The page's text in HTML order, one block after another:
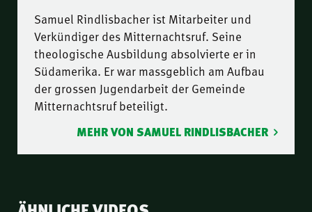
Samuel Rindlisbacher ist Mitarbeiter und
Verkündiger des Mitternachtsruf. Seine
theologische Ausbildung absolvierte er in
Südamerika. Er war massgeblich am Aufbau
der grossen Jugendarbeit der Gemeinde
Mitternachtsruf beteiligt.
MEHR VON SAMUEL RINDLISBACHER